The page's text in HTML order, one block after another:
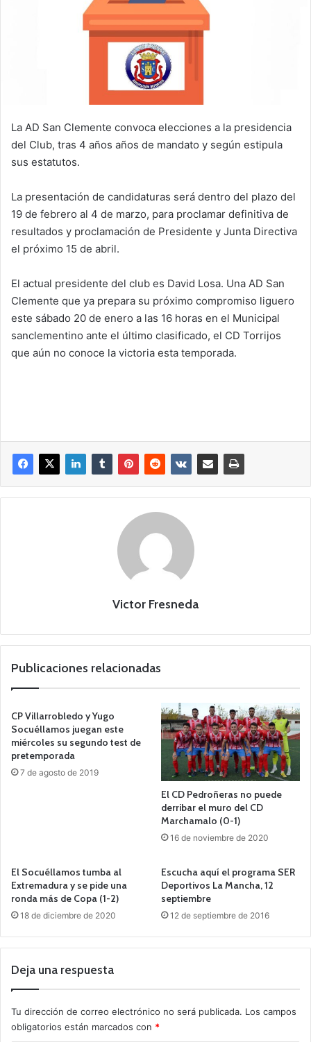
La AD San Clemente convoca elecciones a la presidencia
del Club, tras 4 años años de mandato y según estipula
sus estatutos.
La presentación de candidaturas será dentro del plazo del
19 de febrero al 4 de marzo, para proclamar definitiva de
resultados y proclamación de Presidente y Junta Directiva
el próximo 15 de abril.
El actual presidente del club es David Losa. Una AD San
Clemente que ya prepara su próximo compromiso liguero
este sábado 20 de enero a las 16 horas en el Municipal
sanclementino ante el último clasificado, el CD Torrijos
que aún no conoce la victoria esta temporada.
Victor Fresneda
Publicaciones relacionadas
CP Villarrobledo y Yugo
Socuéllamos juegan este
miércoles su segundo test de
pretemporada
7 de agosto de 2019
El CD Pedroñeras no puede
derribar el muro del CD
Marchamalo (0-1)
16 de noviembre de 2020
El Socuéllamos tumba al
Extremadura y se pide una
ronda más de Copa (1-2)
18 de diciembre de 2020
Escucha aquí el programa SER
Deportivos La Mancha, 12
septiembre
12 de septiembre de 2016
Deja una respuesta
Tu dirección de correo electrónico no será publicada. Los campos
obligatorios están marcados con *